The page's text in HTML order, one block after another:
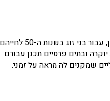
מי מאיתנו לא חולם להתעורר מידי בוקר בסוויטת אירוח מפנקת של אחד ממלונות הבוטיק השווים? ובכן, עבור בני זוג בשנות ה-50 לחייהם
ובתים פרטיים תכנן עבורם
שמקנים לה מראה על זמני.